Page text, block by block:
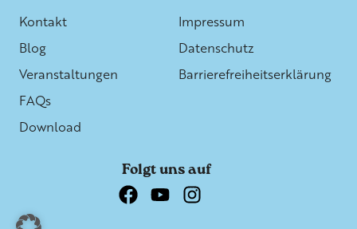
Kontakt
Blog
Veranstaltungen
FAQs
Download
Impressum
Datenschutz
Barrierefreiheitserklärung
Folgt uns auf